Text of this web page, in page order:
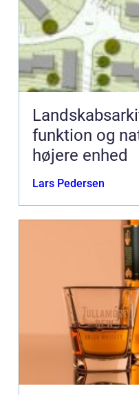
funktion og
højere enhed
Lars Pedersen